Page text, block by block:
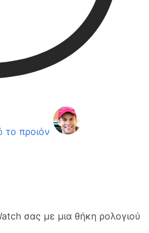
το προιόν
σας με μια θήκη ρολογιού